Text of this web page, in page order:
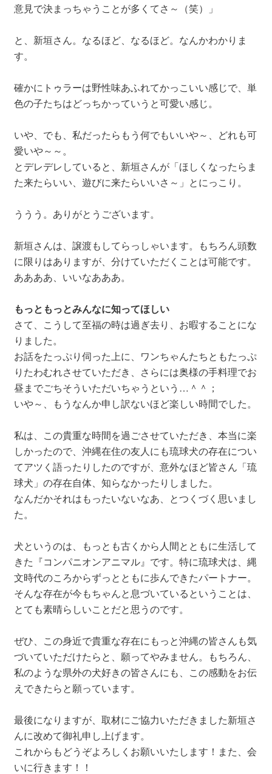
意見で決まっちゃうことが多くてさ～（笑）」
と、新垣さん。なるほど、なるほど。なんかわかりま
す。
確かにトゥラーは野性味あふれてかっこいい感じで、単
色の子たちはどっちかっていうと可愛い感じ。
いや、でも、私だったらもう何でもいいや～、どれも可
愛いや～～。
とデレデレしていると、新垣さんが「ほしくなったらま
た来たらいい、遊びに来たらいいさ～」とにっこり。
ううう。ありがとうございます。
新垣さんは、譲渡もしてらっしゃいます。もちろん頭数
に限りはありますが、分けていただくことは可能です。
ああああ、いいなあああ。
もっともっとみんなに知ってほしい
さて、こうして至福の時は過ぎ去り、お暇することにな
りました。
お話をたっぷり伺った上に、ワンちゃんたちともたっぷ
りたわむれさせていただき、さらには奥様の手料理でお
昼までごちそういただいちゃうという…＾＾；
いや～、もうなんか申し訳ないほど楽しい時間でした。
私は、この貴重な時間を過ごさせていただき、本当に楽
しかったので、沖縄在住の友人にも琉球犬の存在につい
てアツく語ったりしたのですが、意外なほど皆さん「琉
球犬」の存在自体、知らなかったりしました。
なんだかそれはもったいないなあ、とつくづく思いまし
た。
犬というのは、もっとも古くから人間とともに生活して
きた『コンパニオンアニマル』です。特に琉球犬は、縄
文時代のころからずっとともに歩んできたパートナー。
そんな存在が今もちゃんと息づいているということは、
とても素晴らしいことだと思うのです。
ぜひ、この身近で貴重な存在にもっと沖縄の皆さんも気
づいていただけたらと、願ってやみません。もちろん、
私のような県外の犬好きの皆さんにも、この感動をお伝
えできたらと願っています。
最後になりますが、取材にご協力いただきました新垣さ
んに改めて御礼申し上げます。
これからもどうぞよろしくお願いいたします！また、会
いに行きます！！